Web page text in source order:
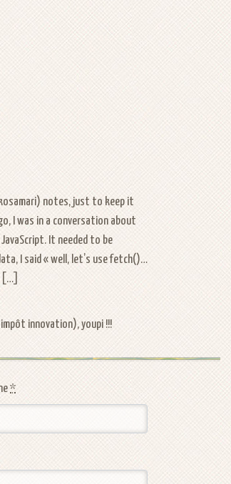
notes, just to keep it
I was in a conversation about
It needed to be
I said « well, let’s use fetch()…
[…]
impôt innovation), youpi !!!
*